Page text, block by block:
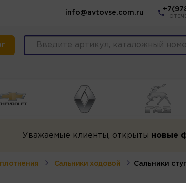
info@avtovse.com.ru
Уважаемые клиенты, открыты новые
Сальники ходовой Сальники